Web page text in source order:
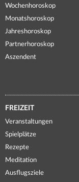
Wochenhoroskop
Monatshoroskop
Jahreshoroskop
Partnerhoroskop
Aszendent
FREIZEIT
Veranstaltungen
Spielplätze
Rezepte
Meditation
Ausflugsziele